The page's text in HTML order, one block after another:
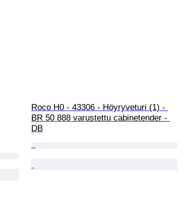
Roco H0 - 43306 - Höyryveturi (1) -
BR 50 888 varustettu cabinetender -
DB